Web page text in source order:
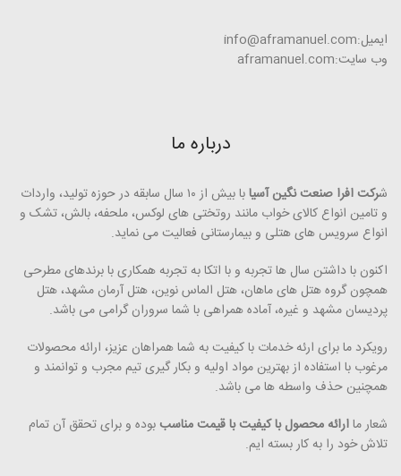
ایمیل:info@aframanuel.com
وب سایت:aframanuel.com
درباره ما
شرکت افرا صنعت نگین آسیا
با بیش از ۱۰ سال سابقه در حوزه تولید، واردات
و تامین انواع کالای خواب مانند روتختی­ های لوکس، ملحفه، بالش، تشک و
انواع سرویس های هتلی و بیمارستانی فعالیت می ­نماید.
اکنون با داشتن سال ها تجربه و با اتکا به تجربه همکاری با برندهای مطرحی
همچون گروه هتل­ های ماهان، هتل الماس نوین، هتل آرمان مشهد، هتل
پردیسان مشهد و غیره، آماده همراهی با شما سروران گرامی می ­باشد.
رویکرد ما برای ارئه خدمات با کیفیت به شما همراهان عزیز، ارائه محصولات
مرغوب با استفاده از بهترین مواد اولیه و بکار گیری تیم مجرب و توانمند و
همچنین حذف واسطه ­ها می ­­باشد.
شعار ماارائه محصول با کیفیت با قیمت مناسببوده و برای تحقق آن تمام
تلاش خود را به کار بسته ­ایم.